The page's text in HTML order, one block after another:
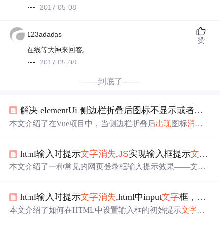
2017-05-08
123adadas
在线等大神来回答。
2017-05-08
赞
——到底了——
解决 elementUi 侧边栏折叠后图标不显示或者
文字
本文介绍了在Vue项目中，当侧边栏折叠后出现图标消失
vue-fragment插件并替换div标签为fragment来实现隐藏。详
细步骤包括安装插件、应用插件以及代码修改等。
html输入时提示文字消失,JS实现输入框提示文字
本文介绍了一种常见的网页登录框输入提示效果——文本
码。html输入时提示文字消失,html中input文字框，初始里边有
本文介绍了如何在HTML中设置输入框的初始提示文字，